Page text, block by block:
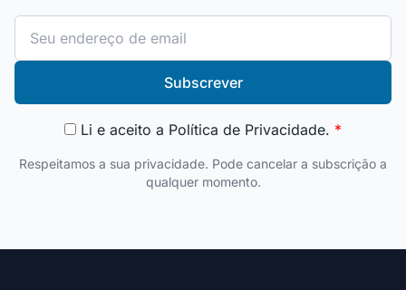
Subscrever
Li e aceito a Política de Privacidade. *
Respeitamos a sua privacidade. Pode cancelar a subscrição a
qualquer momento.